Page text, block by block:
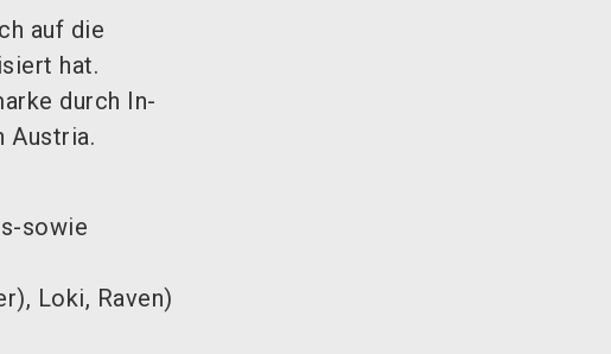
auf die
hat.
durch In-
Austria.
sowie
Loki, Raven)